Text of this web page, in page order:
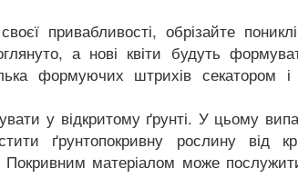
привабливості, обрізайте
а нові квіти будуть
формуючих штрихів секатором
у відкритому ґрунті. У цьому
ґрунтопокривну рослину від
Покривним матеріалом може